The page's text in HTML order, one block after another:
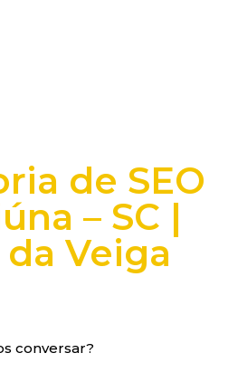
de SEO
– SC |
Veiga
conversar?